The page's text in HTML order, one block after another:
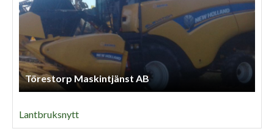
Törestorp Maskintjänst AB
Lantbruksnytt